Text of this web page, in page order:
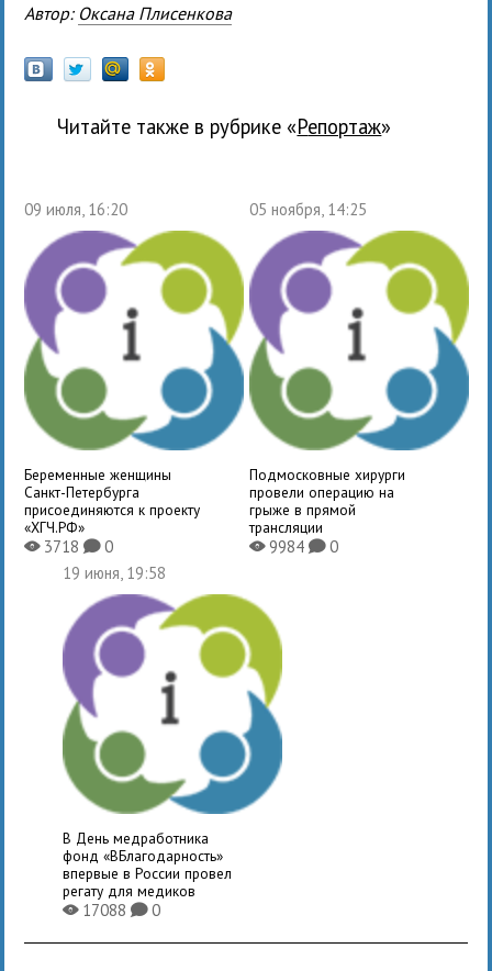
Автор: Оксана Плисенкова
Читайте также в рубрике « Репортаж»
09 июля, 16:20
Беременные женщины
Санкт-Петербурга
присоединяются к проекту
«ХГЧ.РФ»
X3718K0
05 ноября, 14:25
Подмосковные хирурги
провели операцию на
грыже в прямой
трансляции
X9984 K0
19 июня, 19:58
В День медработника
фонд «ВБлагодарность»
впервые в России провел
регату для медиков
X17088K0